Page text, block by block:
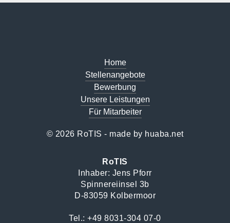
Home
Stellenangebote
Bewerbung
Unsere Leistungen
Für Mitarbeiter
© 2026 RoTIS - made by huaba.net
RoTIS
Inhaber: Jens Pforr
Spinnereiinsel 3b
D-83059 Kolbermoor
Tel.:+49 8031-304 07-0